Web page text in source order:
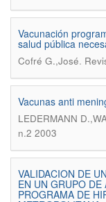
Vacunación
salud pública
Cofré G.,José.
Vacunas anti
LEDERMANN
n.2 2003
VALIDACION DE
EN UN GRUPO DE
PROGRAMA DE